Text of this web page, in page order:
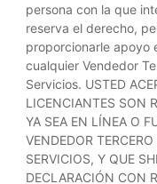
persona con la que
reserva el derecho,
proporcionarle apoyo
cualquier Vendedor
Servicios. USTED
LICENCIANTES SON
YA SEA EN LÍNEA O
VENDEDOR
SERVICIOS, Y QUE
DECLARACIÓN CON